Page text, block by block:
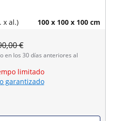
x al.) 100 x 100 x 100 cm
€
en los 30 días anteriores al
limitado
garantizado